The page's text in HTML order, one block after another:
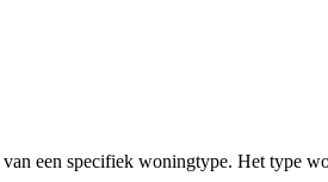
een specifiek woningtype. Het type